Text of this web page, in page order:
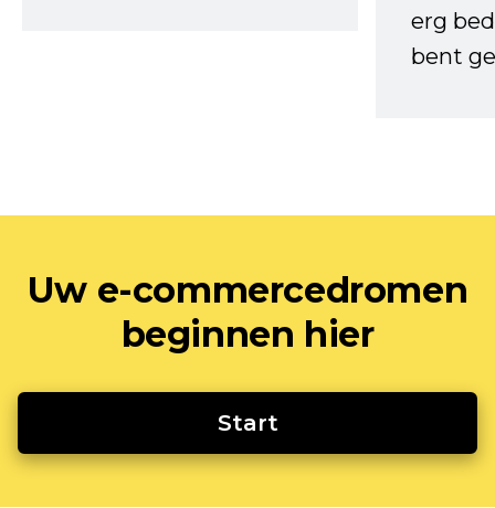
erg
bent
Uw e-commercedromen
beginnen hier
Start